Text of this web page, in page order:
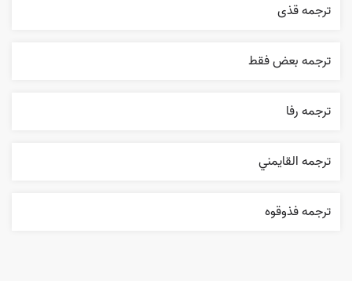
ترجمه قذی
ترجمه بعض فقط
ترجمه رفا
ترجمه القایمني
ترجمه فذوقوه